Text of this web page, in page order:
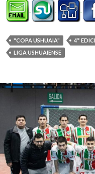
"COPA USHUAIA" 4°
LIGA USHUAIENSE